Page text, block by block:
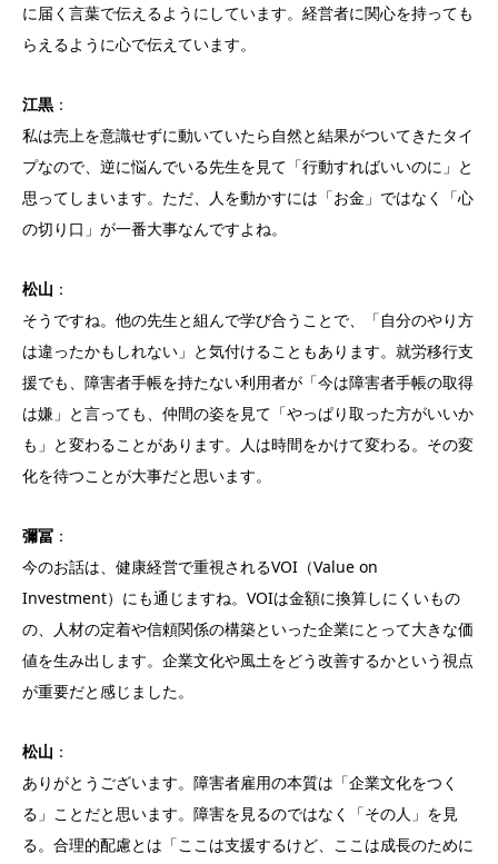
に届く言葉で伝えるようにしています。経営者に関心を持っても
らえるように心で伝えています。
江黒 ：
私は売上を意識せずに動いていたら自然と結果がついてきたタイ
プなので、逆に悩んでいる先生を見て「行動すればいいのに」と
思ってしまいます。ただ、人を動かすには「お金」ではなく「心
の切り口」が一番大事なんですよね。
松山 ：
そうですね。他の先生と組んで学び合うことで、「自分のやり方
は違ったかもしれない」と気付けることもあります。就労移行支
援でも、障害者手帳を持たない利用者が「今は障害者手帳の取得
は嫌」と言っても、仲間の姿を見て「やっぱり取った方がいいか
も」と変わることがあります。人は時間をかけて変わる。その変
化を待つことが大事だと思います。
彌冨 ：
今のお話は、健康経営で重視されるVOI（Value on
Investment）にも通じますね。VOIは金額に換算しにくいもの
の、人材の定着や信頼関係の構築といった企業にとって大きな価
値を生み出します。企業文化や風土をどう改善するかという視点
が重要だと感じました。
松山 ：
ありがとうございます。障害者雇用の本質は「企業文化をつく
る」ことだと思います。障害を見るのではなく「その人」を見
る。合理的配慮とは「ここは支援するけど、ここは成長のために